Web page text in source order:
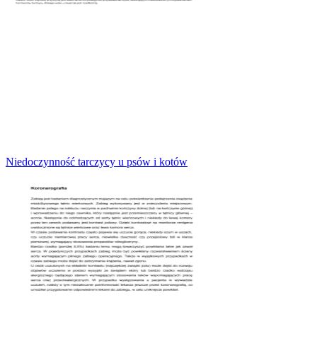
Niedoczynność tarczycy u psów i kotów